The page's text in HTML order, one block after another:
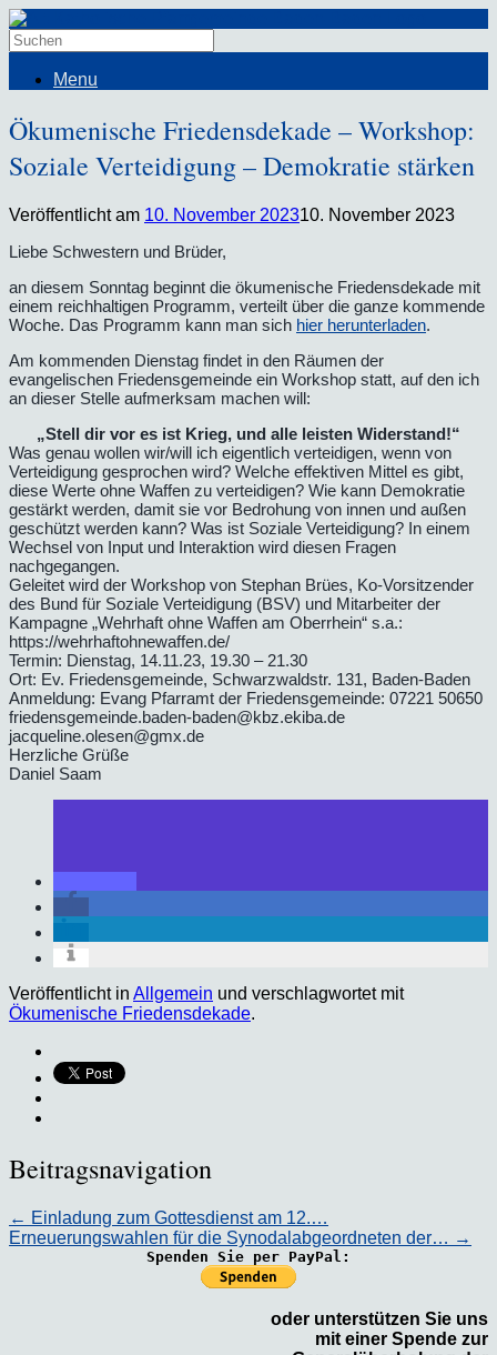
Menu
Ökumenische Friedensdekade – Workshop:
Soziale Verteidigung – Demokratie stärken
Veröffentlicht am 10. November 202310. November 2023
Liebe Schwestern und Brüder,
an diesem Sonntag beginnt die ökumenische Friedensdekade mit
einem reichhaltigen Programm, verteilt über die ganze kommende
Woche. Das Programm kann man sich hier herunterladen.
Am kommenden Dienstag findet in den Räumen der
evangelischen Friedensgemeinde ein Workshop statt, auf den ich
an dieser Stelle aufmerksam machen will:
„Stell dir vor es ist Krieg, und alle leisten Widerstand!“
Was genau wollen wir/will ich eigentlich verteidigen, wenn von
Verteidigung gesprochen wird? Welche effektiven Mittel es gibt,
diese Werte ohne Waffen zu verteidigen? Wie kann Demokratie
gestärkt werden, damit sie vor Bedrohung von innen und außen
geschützt werden kann? Was ist Soziale Verteidigung? In einem
Wechsel von Input und Interaktion wird diesen Fragen
nachgegangen.
Geleitet wird der Workshop von Stephan Brües, Ko-Vorsitzender
des Bund für Soziale Verteidigung (BSV) und Mitarbeiter der
Kampagne „Wehrhaft ohne Waffen am Oberrhein“ s.a.:
https://wehrhaftohnewaffen.de/
Termin: Dienstag, 14.11.23, 19.30 – 21.30
Ort: Ev. Friedensgemeinde, Schwarzwaldstr. 131, Baden-Baden
Anmeldung: Evang Pfarramt der Friedensgemeinde: 07221 50650
friedensgemeinde.baden-baden@kbz.ekiba.de
jacqueline.olesen@gmx.de
Herzliche Grüße
Daniel Saam
Veröffentlicht in Allgemein und verschlagwortet mit
Ökumenische Friedensdekade.
Beitragsnavigation
← Einladung zum Gottesdienst am 12.…
Erneuerungswahlen für die Synodalabgeordneten der… →
Spenden Sie per PayPal:
oder unterstützen Sie uns
mit einer Spende zur